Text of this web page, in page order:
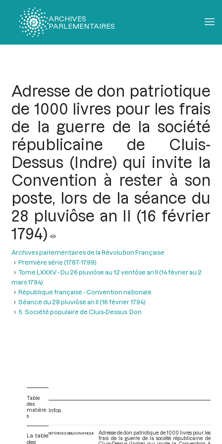
ARCHIVES
PARLEMENTAIRES
Adresse de don patriotique
de 1000 livres pour les frais
de la guerre de la société
républicaine de Cluis-
Dessus (Indre) qui invite la
Convention à rester à son
poste, lors de la séance du
28 pluviôse an II (16 février
1794)
Archives parlementaires de la Révolution Française
Première série (1787-1799)
Tome LXXXV - Du 26 pluviôse au 12 ventôse an II (14 février au 2
mars 1794)
République française - Convention nationale
Séance du 28 pluviôse an II (16 février 1794)
5. Société populaire de Cluis-Dessus. Don
Table
des
matière
s
La table
des
Infos
RÉFÉRENCE BIBLIOGRAPHIQUE
Adresse de don patriotique de 1000 livres pour les
frais de la guerre de la société républicaine de